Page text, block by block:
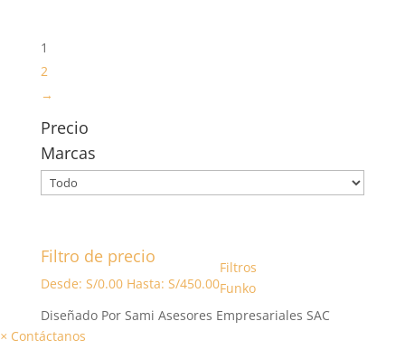
1
2
→
Precio
Marcas
Filtro de precio
Desde: S/0.00Hasta: S/450.00
Filtros
Funko
Diseñado Por Sami Asesores Empresariales SAC
× Contáctanos